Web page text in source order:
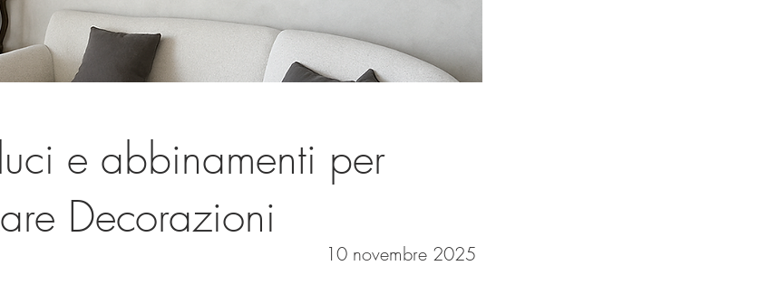
e abbinamenti per
Decorazioni
10 novembre 2025